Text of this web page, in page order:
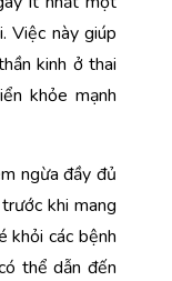
Việc này giúp
kinh ở thai
khỏe mạnh
ngừa đầy đủ
khi mang
khỏi các bệnh
thể dẫn đến